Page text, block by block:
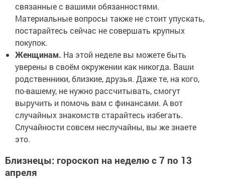
связанные с вашими обязанностями.
Материальные вопросы также не стоит упускать,
постарайтесь сейчас не совершать крупных
покупок.
Женщинам. На этой неделе вы можете быть
уверены в своём окружении как никогда. Ваши
родственники, близкие, друзья. Даже те, на кого,
по-вашему, не нужно рассчитывать, смогут
выручить и помочь вам с финансами. А вот
случайных знакомств старайтесь избегать.
Случайности совсем неслучайны, вы же знаете
это.
Близнецы: гороскоп на неделю с 7 по 13
апреля